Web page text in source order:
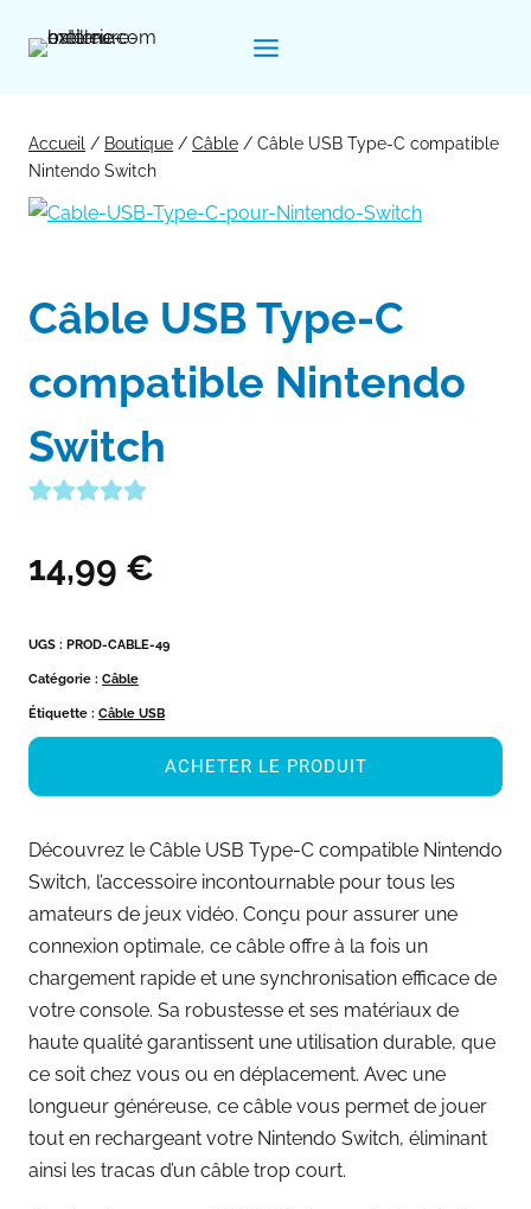
Accueil / Boutique / Câble / Câble USB Type-C compatible
Nintendo Switch
Câble USB Type-C
compatible Nintendo
Switch
14,99 €
UGS : PROD-CABLE-49
Catégorie : Câble
Étiquette : Câble USB
ACHETER LE PRODUIT
Découvrez le Câble USB Type-C compatible Nintendo
Switch, l’accessoire incontournable pour tous les
amateurs de jeux vidéo. Conçu pour assurer une
connexion optimale, ce câble offre à la fois un
chargement rapide et une synchronisation efficace de
votre console. Sa robustesse et ses matériaux de
haute qualité garantissent une utilisation durable, que
ce soit chez vous ou en déplacement. Avec une
longueur généreuse, ce câble vous permet de jouer
tout en rechargeant votre Nintendo Switch, éliminant
ainsi les tracas d’un câble trop court.